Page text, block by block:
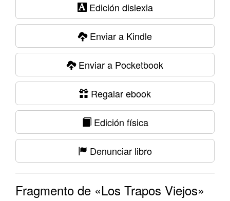
Edición dislexia
Enviar a Kindle
Enviar a Pocketbook
Regalar ebook
Edición física
Denunciar libro
Fragmento de «Los Trapos Viejos»